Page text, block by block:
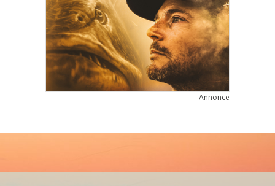
Annonce